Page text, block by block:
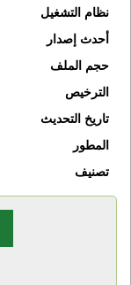
نظام التشغيل
أحدث إصدار
حجم الملف
الترخيص
تاريخ التحديث
المطور
تصنيف